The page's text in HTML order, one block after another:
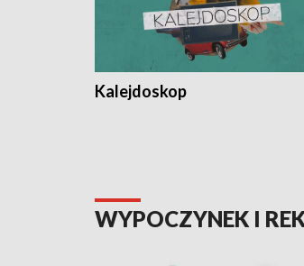
Kalejdoskop
WYPOCZYNEK I